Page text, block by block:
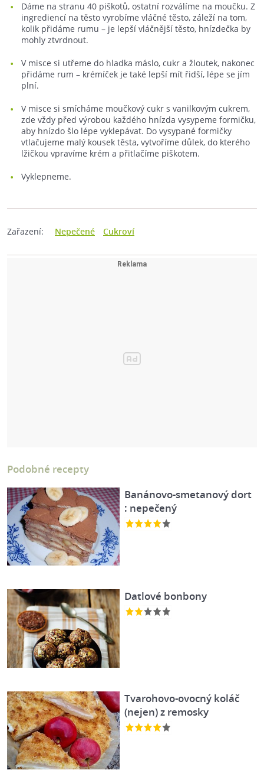
Dáme na stranu 40 piškotů, ostatní rozválíme na moučku. Z
ingrediencí na těsto vyrobíme vláčné těsto, záleží na tom,
kolik přidáme rumu – je lepší vláčnější těsto, hnízdečka by
mohly ztvrdnout.
V misce si utřeme do hladka máslo, cukr a žloutek, nakonec
přidáme rum – krémíček je také lepší mít řidší, lépe se jím
plní.
V misce si smícháme moučkový cukr s vanilkovým cukrem,
zde vždy před výrobou každého hnízda vysypeme formičku,
aby hnízdo šlo lépe vyklepávat. Do vysypané formičky
vtlačujeme malý kousek těsta, vytvoříme důlek, do kterého
lžičkou vpravíme krém a přitlačíme piškotem.
Vyklepneme.
Zařazení: Nepečené Cukroví
Podobné recepty
Banánovo-smetanový dort
: nepečený
Datlové bonbony
Tvarohovo-ovocný koláč
(nejen) z remosky